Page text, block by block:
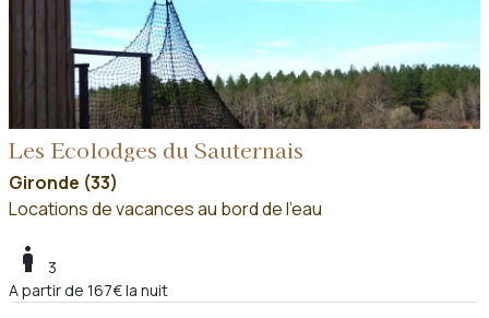
Les Ecolodges du Sauternais
Gironde (33)
Locations de vacances au bord de l'eau
boy
3
A partir de 167€ la nuit